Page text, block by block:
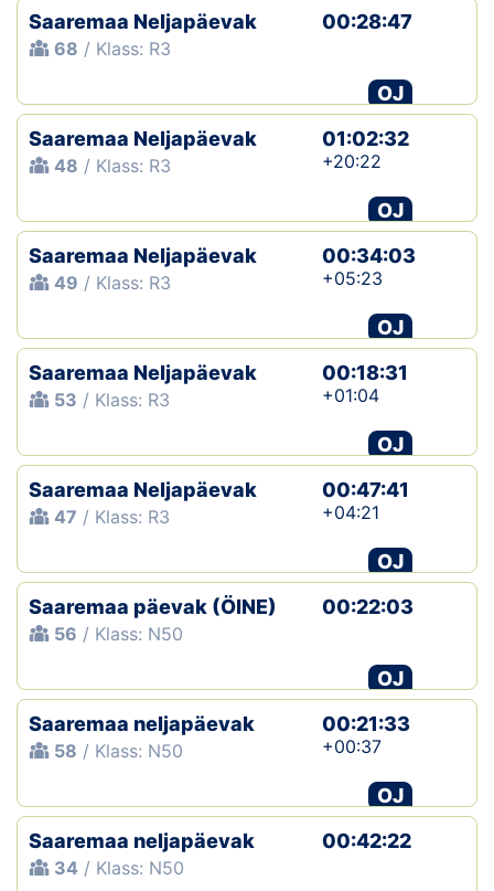
Saaremaa Neljapäevak
68 / Klass: R3
00:28:47
OJ
Saaremaa Neljapäevak
48 / Klass: R3
01:02:32
+20:22
OJ
Saaremaa Neljapäevak
49 / Klass: R3
00:34:03
+05:23
OJ
Saaremaa Neljapäevak
53 / Klass: R3
00:18:31
+01:04
OJ
Saaremaa Neljapäevak
47 / Klass: R3
00:47:41
+04:21
OJ
Saaremaa päevak (ÖINE)
56 / Klass: N50
00:22:03
OJ
Saaremaa neljapäevak
58 / Klass: N50
00:21:33
+00:37
OJ
Saaremaa neljapäevak
34 / Klass: N50
00:42:22